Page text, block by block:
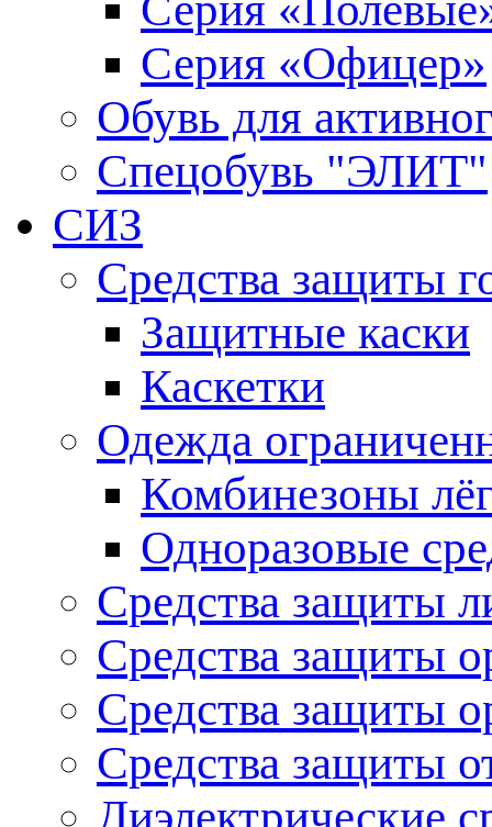
Серия «Офицер»
Обувь для
Спецобувь "ЭЛИТ"
СИЗ
Средства защиты
Защитные каски
Каскетки
Одежда
Комбинезоны
Одноразовые
Средства защиты
Средства защиты
Средства защиты
Средства защиты